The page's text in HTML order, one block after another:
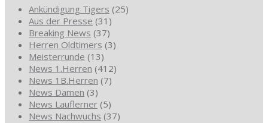
Ankündigung Tigers (25)
Aus der Presse (31)
Breaking News (37)
Herren Oldtimers (3)
Meisterrunde (13)
News 1.Herren (412)
News 1B.Herren (7)
News Damen (3)
News Lauflerner (5)
News Nachwuchs (37)